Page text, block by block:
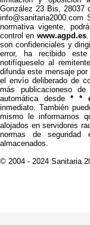
González 23 Bis, 28037
normativa vigente,
control en www.agpd.es.
son confidenciales y
error, ha recibido
notifíqueselo al
difunda este mensaje
el envío deliberado de
más publicacioneso
automática desde* *
inmediato. También
mismo le informamos
alojados en servidores
normas de seguridad
almacenados.
© 2004 - 2024 Sanitaria